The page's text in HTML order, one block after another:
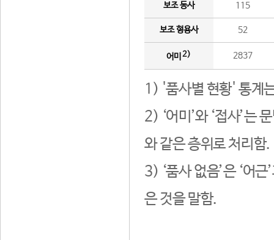
보조 동사 115
보조 형용사 52
어미 2) 2837
1) '품사별 현황' 통계
2) ‘어미’와 ‘접사’는
와 같은 층위로 처리함.
3) ‘품사 없음’은 ‘어
은 것을 말함.